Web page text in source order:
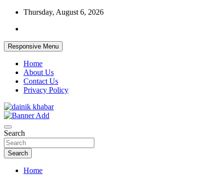
Skip
content
Thursday, August 6, 2026
Responsive Menu
Home
About Us
Contact Us
Privacy Policy
Dainikkhabar.in – Uttarakhand Daily
Hindi News Website
Search
Search
Home